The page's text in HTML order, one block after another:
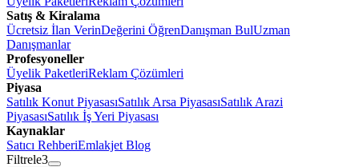
Satış & Kiralama
Ücretsiz İlan VerinDeğerini ÖğrenDanışman BulUzman
Danışmanlar
Profesyoneller
Üyelik PaketleriReklam Çözümleri
Piyasa
Satılık Konut PiyasasıSatılık Arsa PiyasasıSatılık Arazi
PiyasasıSatılık İş Yeri Piyasası
Kaynaklar
Satıcı RehberiEmlakjet Blog
Filtrele3